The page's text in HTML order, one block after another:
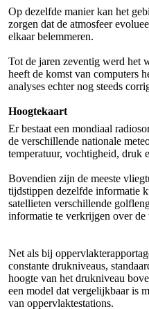
Op dezelfde manier kan het
zorgen dat de atmosfeer
elkaar belemmeren.
Tot de jaren zeventig werd het
heeft de komst van computers
analyses echter nog steeds
Hoogtekaart
Er bestaat een mondiaal
de verschillende nationale
temperatuur, vochtigheid, druk
Bovendien zijn de meeste
tijdstippen dezelfde informatie
satellieten verschillende
informatie te verkrijgen over
Net als bij
constante drukniveaus,
hoogte van het drukniveau
een model dat vergelijkbaar is
van oppervlaktestations.